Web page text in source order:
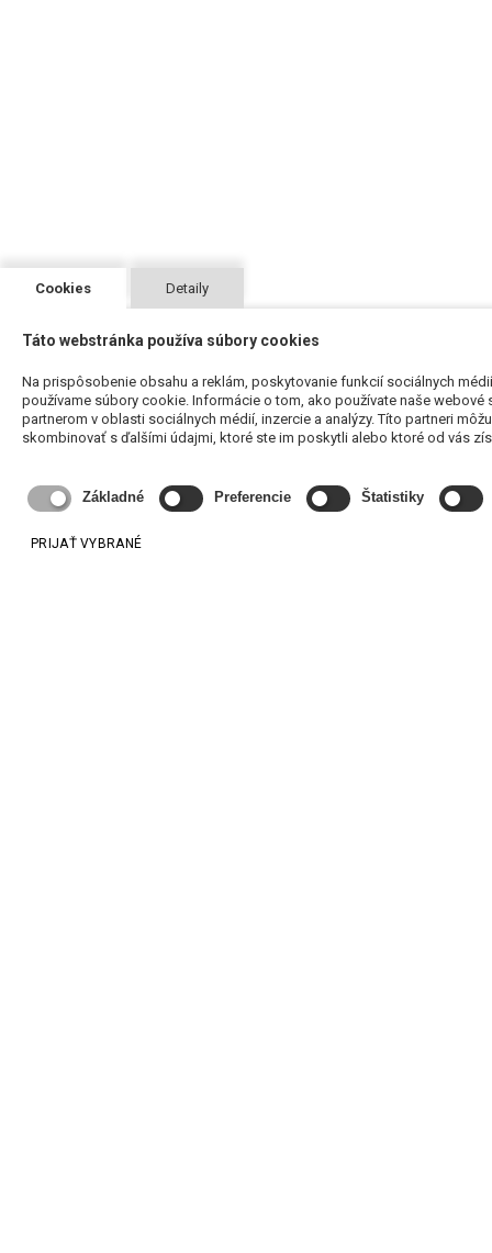
Cookies Detaily
Táto webstránka používa súbory cookies
Na prispôsobenie obsahu a reklám, poskytovanie funkcií sociálnych
používame súbory cookie. Informácie o tom, ako používate naše webové
partnerom v oblasti sociálnych médií, inzercie a analýzy. Títo partneri
skombinovať s ďalšími údajmi, ktoré ste im poskytli alebo ktoré od vás
Základné Preferencie Štatistiky
PRIJAŤ VYBRANÉ